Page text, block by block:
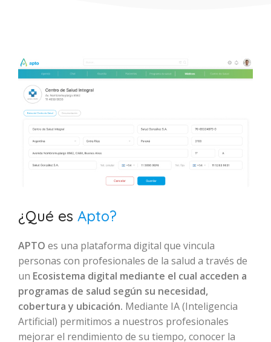
¿Qué es Apto?
APTO es una plataforma digital que vincula
personas con profesionales de la salud a través de
un Ecosistema digital mediante el cual acceden a
programas de salud según su necesidad,
cobertura y ubicación. Mediante IA (Inteligencia
Artificial) permitimos a nuestros profesionales
mejorar el rendimiento de su tiempo, conocer la